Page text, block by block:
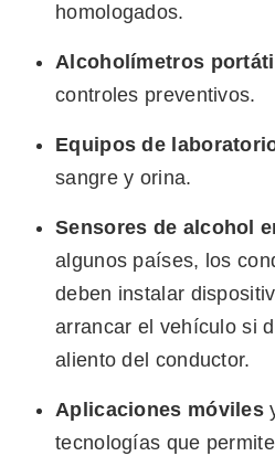
homologados.
Alcoholímetros
controles preventivos.
Equipos de
sangre y orina.
Sensores de alcohol
algunos países, los
deben instalar
arrancar el vehículo si
aliento del conductor.
Aplicaciones móviles
tecnologías que